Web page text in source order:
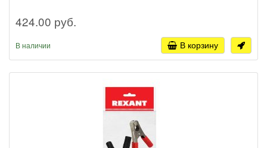
424.00 руб.
В наличии В корзину